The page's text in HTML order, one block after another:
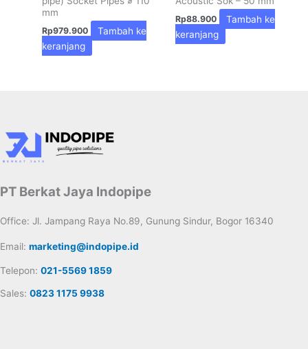
mm
Rp979.900
Tambah ke
keranjang
Rp88.900
Tambah ke
keranjang
PT Berkat Jaya Indopipe
Office: Jl. Jampang Raya No.89, Gunung Sindur, Bogor 16340
Email: marketing@indopipe.id
Telepon: 021-5569 1859
Sales: 0823 1175 9938